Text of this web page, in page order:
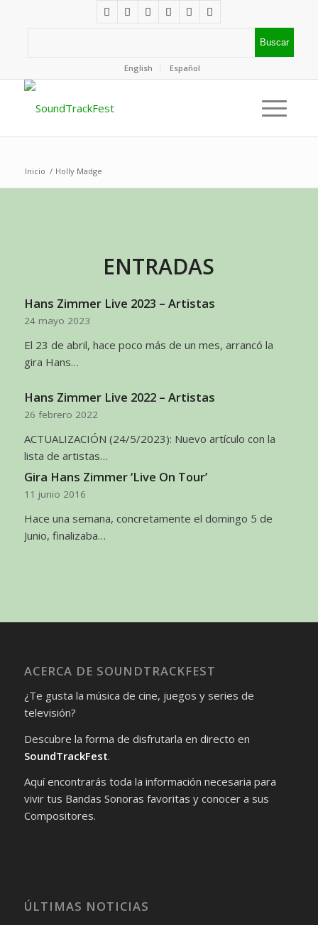
English Español
Inicio / Holly Madge
ENTRADAS
Hans Zimmer Live 2023 – Artistas
24 mayo 2023
El 23 de abril, hace poco más de un mes, arrancó la
gira Hans…
Hans Zimmer Live 2022 – Artistas
26 febrero 2022
ACTUALIZACIÓN (24/5/2023): Nuevo artículo con la
lista de artistas…
Gira Hans Zimmer ‘Live On Tour’
11 junio 2016
Hace una semana, concretamente el domingo 5 de
Junio, finalizaba…
ACERCA DE SOUNDTRACKFEST
¿Te gusta la música de cine, juegos y series de
televisión?
Descubre la forma de disfrutarla en directo en
SoundTrackFest.
Aquí encontrarás toda la información necesaria para
vivir tus Bandas Sonoras favoritas y conocer a sus
Compositores.
ÚLTIMAS NOTICIAS